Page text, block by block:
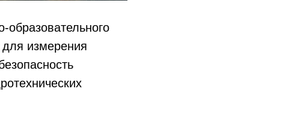
образовательного
для измерения